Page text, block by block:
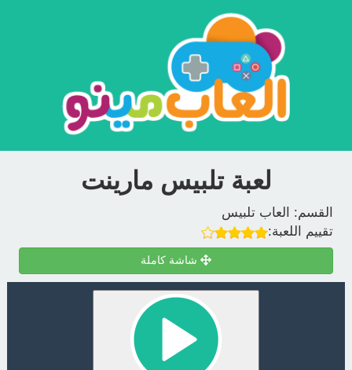
لعبة تلبيس مارينت
القسم:
العاب تلبيس
تقييم اللعبة:
شاشة كاملة